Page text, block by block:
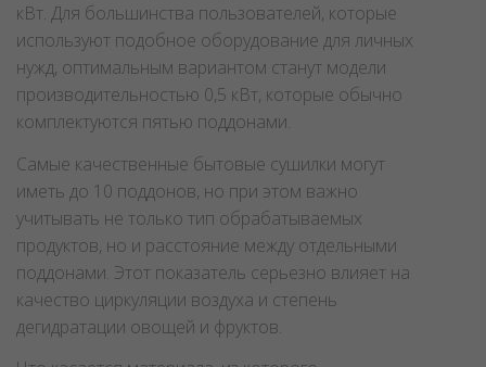
кВт. Для большинства пользователей, которые
используют подобное оборудование для личных
нужд, оптимальным вариантом станут модели
производительностью 0,5 кВт, которые обычно
комплектуются пятью поддонами.
Самые качественные бытовые сушилки могут
иметь до 10 поддонов, но при этом важно
учитывать не только тип обрабатываемых
продуктов, но и расстояние между отдельными
поддонами. Этот показатель серьезно влияет на
качество циркуляции воздуха и степень
дегидратации овощей и фруктов.